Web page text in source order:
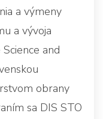
a výmeny
a vývoja
and
obrany
sa DIS STO